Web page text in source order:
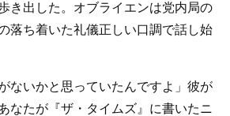
き出した。オブライエンは党内局の
落ち着いた礼儀正しい口調で話し始
ないかと思っていたんですよ」彼が
なたが『ザ・タイムズ』に書いたニ